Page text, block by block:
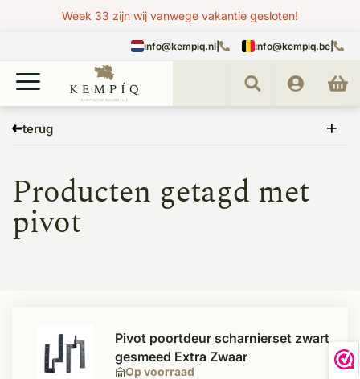
Week 33 zijn wij vanwege vakantie gesloten!
info@kempiq.nl info@kempiq.be
terug
pivot
Producten getagd met
pivot
Op voorraad
Pivot poortdeur scharnierset zwart
gesmeed Extra Zwaar